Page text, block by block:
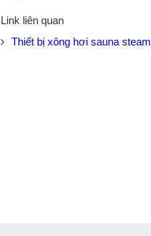
Link liên quan
Thiết bị xông hơi sauna steam